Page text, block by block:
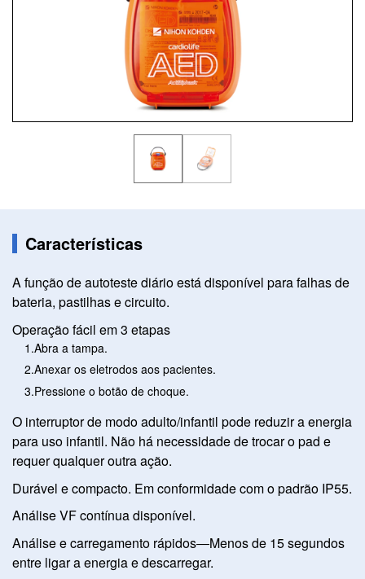
Características
A função de autoteste diário está disponível para falhas de
bateria, pastilhas e circuito.
Operação fácil em 3 etapas
Abra a tampa.
Anexar os eletrodos aos pacientes.
Pressione o botão de choque.
O interruptor de modo adulto/infantil pode reduzir a energia
para uso infantil. Não há necessidade de trocar o pad e
requer qualquer outra ação.
Durável e compacto. Em conformidade com o padrão IP55.
Análise VF contínua disponível.
Análise e carregamento rápidos―Menos de 15 segundos
entre ligar a energia e descarregar.